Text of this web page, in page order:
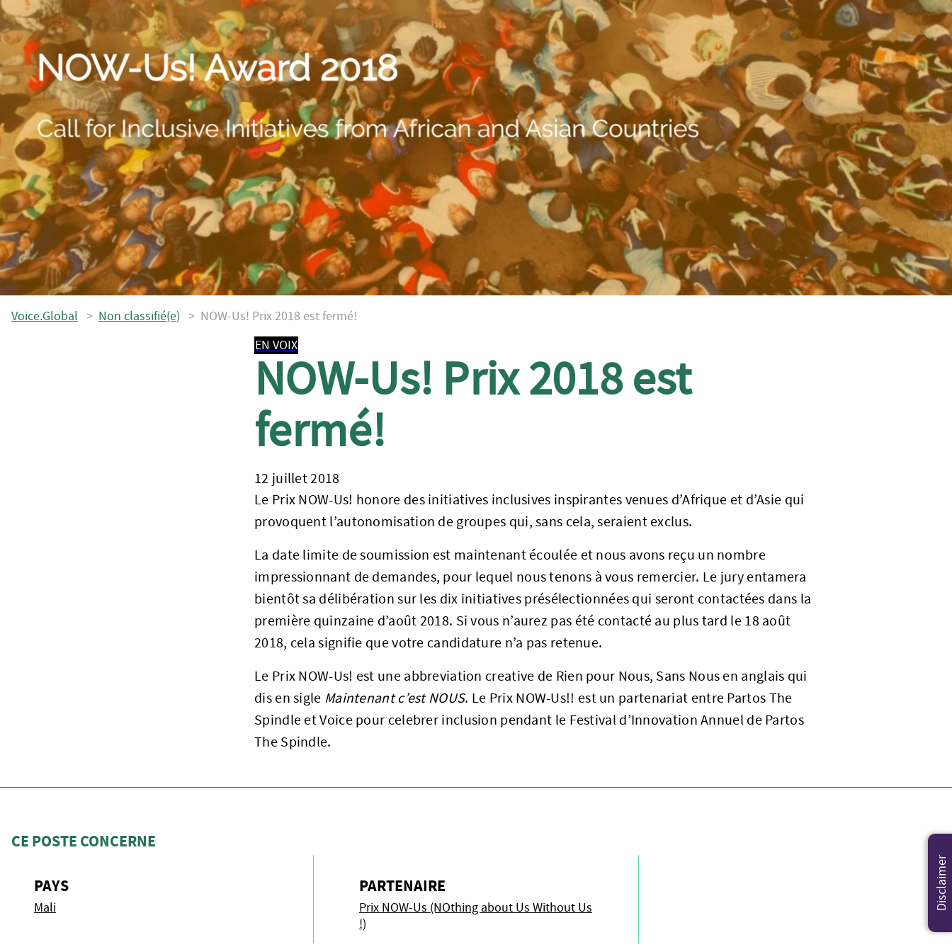
Voice.Global > Non classifié(e) > NOW-Us! Prix 2018 est fermé!
EN VOIX
NOW-Us! Prix 2018 est
fermé!
12 juillet 2018
Le Prix NOW-Us! honore des initiatives inclusives inspirantes venues d’Afrique et d’Asie qui
provoquent l’autonomisation de groupes qui, sans cela, seraient exclus.
La date limite de soumission est maintenant écoulée et nous avons reçu un nombre
impressionnant de demandes, pour lequel nous tenons à vous remercier. Le jury entamera
bientôt sa délibération sur les dix initiatives présélectionnées qui seront contactées dans la
première quinzaine d’août 2018. Si vous n’aurez pas été contacté au plus tard le 18 août
2018, cela signifie que votre candidature n’a pas retenue.
Le Prix NOW-Us! est une abbreviation creative de Rien pour Nous, Sans Nous en anglais qui
dis en sigle Maintenant c’est NOUS. Le Prix NOW-Us!! est un partenariat entre Partos The
Spindle et Voice pour celebrer inclusion pendant le Festival d’Innovation Annuel de Partos
The Spindle.
CE POSTE CONCERNE
PAYS
Mali
PARTENAIRE
Prix NOW-Us (NOthing about Us Without Us
!)
Disclaimer